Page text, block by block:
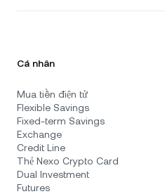
Cá nhân
Mua tiền điện tử
Flexible Savings
Fixed-term Savings
Exchange
Credit Line
Thẻ Nexo Crypto Card
Dual Investment
Futures